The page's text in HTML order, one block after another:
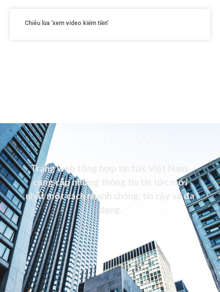
Chiêu lừa ‘xem video kiếm tiền’
VN99NEWS
Trang web tổng hợp tin tức Việt Nam,
cung cấp những thông tin tin tức mới
nhất một cách nhanh chóng, tin cậy và đa
dạng.